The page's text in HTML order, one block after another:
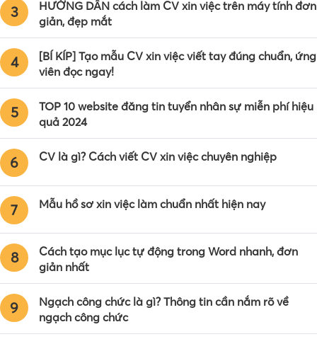
3
HƯỚNG DẪN cách làm CV xin việc trên máy tính đơn
giản, đẹp mắt
4
[BÍ KÍP] Tạo mẫu CV xin việc viết tay đúng chuẩn, ứng
viên đọc ngay!
5
TOP 10 website đăng tin tuyển nhân sự miễn phí hiệu
quả 2024
6 CV là gì? Cách viết CV xin việc chuyên nghiệp
7 Mẫu hồ sơ xin việc làm chuẩn nhất hiện nay
8
Cách tạo mục lục tự động trong Word nhanh, đơn
giản nhất
9
Ngạch công chức là gì? Thông tin cần nắm rõ về
ngạch công chức